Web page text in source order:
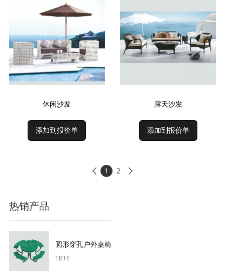
休闲沙发
添加到报价单
露天沙发
添加到报价单
 1 2 
热销产品
圆形穿孔户外桌椅
TB16